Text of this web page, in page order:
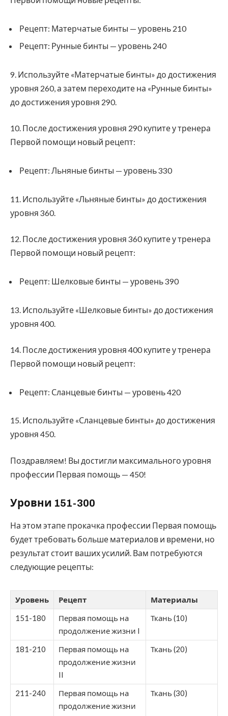
Рецепт: Матерчатые бинты — уровень 210
Рецепт: Рунные бинты — уровень 240
9. Используйте «Матерчатые бинты» до достижения
уровня 260, а затем переходите на «Рунные бинты»
до достижения уровня 290.
10. После достижения уровня 290 купите у тренера
Первой помощи новый рецепт:
Рецепт: Льняные бинты — уровень 330
11. Используйте «Льняные бинты» до достижения
уровня 360.
12. После достижения уровня 360 купите у тренера
Первой помощи новый рецепт:
Рецепт: Шелковые бинты — уровень 390
13. Используйте «Шелковые бинты» до достижения
уровня 400.
14. После достижения уровня 400 купите у тренера
Первой помощи новый рецепт:
Рецепт: Сланцевые бинты — уровень 420
15. Используйте «Сланцевые бинты» до достижения
уровня 450.
Поздравляем! Вы достигли максимального уровня
профессии Первая помощь — 450!
Уровни 151-300
На этом этапе прокачка профессии Первая помощь
будет требовать больше материалов и времени, но
результат стоит ваших усилий. Вам потребуются
следующие рецепты:
Уровень Рецепт
Материалы
151-180
Первая помощь на
продолжение жизни I
Ткань (10)
181-210
Первая помощь на
продолжение жизни
II
Ткань (20)
211-240
Первая помощь на
продолжение жизни
Ткань (30)